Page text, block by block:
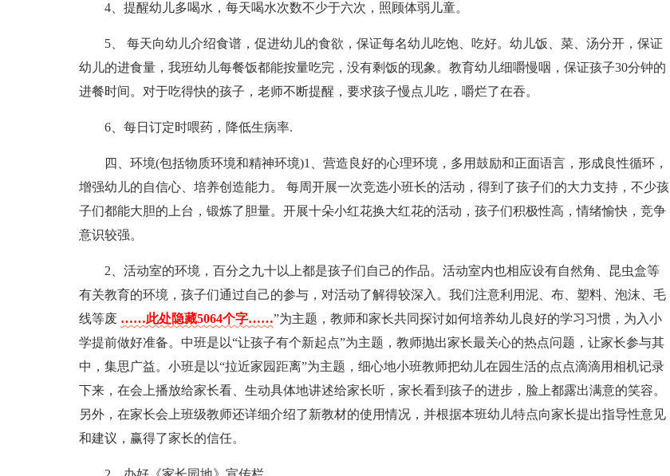
4、提醒幼儿多喝水，每天喝水次数不少于六次，照顾体弱儿童。
5、 每天向幼儿介绍食谱，促进幼儿的食欲，保证每名幼儿吃饱、吃好。幼儿饭、菜、汤分开，保证
幼儿的进食量，我班幼儿每餐饭都能按量吃完，没有剩饭的现象。教育幼儿细嚼慢咽，保证孩子30分钟的
进餐时间。对于吃得快的孩子，老师不断提醒，要求孩子慢点儿吃，嚼烂了在吞。
6、每日订定时喂药，降低生病率.
四、环境(包括物质环境和精神环境)1、营造良好的心理环境，多用鼓励和正面语言，形成良性循环，
增强幼儿的自信心、培养创造能力。 每周开展一次竞选小班长的活动，得到了孩子们的大力支持，不少孩
子们都能大胆的上台，锻炼了胆量。开展十朵小红花换大红花的活动，孩子们积极性高，情绪愉快，竞争
意识较强。
2、活动室的环境，百分之九十以上都是孩子们自己的作品。活动室内也相应设有自然角、昆虫盒等
有关教育的环境，孩子们通过自己的参与，对活动了解得较深入。我们注意利用泥、布、塑料、泡沫、毛
线等废 ……此处隐藏5064个字……”为主题，教师和家长共同探讨如何培养幼儿良好的学习习惯，为入小
学提前做好准备。中班是以“让孩子有个新起点”为主题，教师抛出家长最关心的热点问题，让家长参与其
中，集思广益。小班是以“拉近家园距离”为主题，细心地小班教师把幼儿在园生活的点点滴滴用相机记录
下来，在会上播放给家长看、生动具体地讲述给家长听，家长看到孩子的进步，脸上都露出满意的笑容。
另外，在家长会上班级教师还详细介绍了新教材的使用情况，并根据本班幼儿特点向家长提出指导性意见
和建议，赢得了家长的信任。